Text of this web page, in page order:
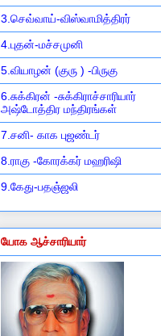
3.செவ்வாய்-விஸ்வாமித்திரர்
4.புதன்-மச்சமுனி
5.வியாழன் (குரு ) -பிருகு
6.சுக்கிரன் -சுக்கிராச்சாரியார்
அஷ்டோத்திர மந்திரங்கள்
7.சனி- காக புஜண்டர்
8.ராகு -கோரக்கர் மஹரிஷி
9.கேது-பதஞ்ஜலி
யோக ஆச்சாரியார்